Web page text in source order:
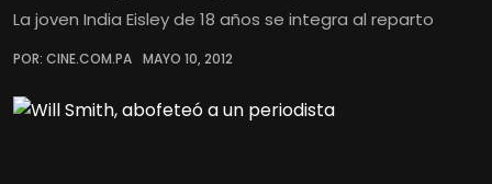
La joven India Eisley de 18 años se integra al reparto
POR: CINE.COM.PA MAYO 10, 2012